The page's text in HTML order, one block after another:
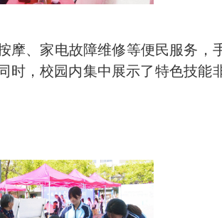
、家电故障维修等便民服务，
，校园内集中展示了特色技能